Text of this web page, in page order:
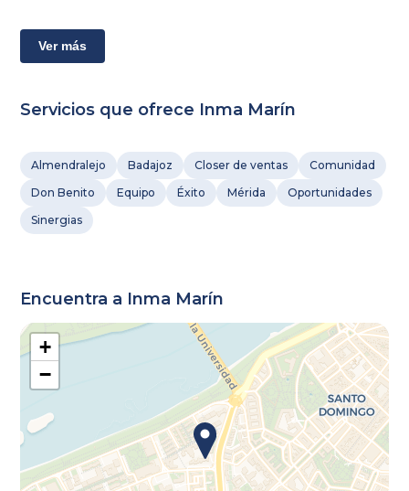
Ver más
Servicios que ofrece Inma Marín
Almendralejo Badajoz Closer de ventas
Comunidad
Don Benito
Equipo Éxito Mérida
Oportunidades
Sinergias
Encuentra a Inma Marín
+
−